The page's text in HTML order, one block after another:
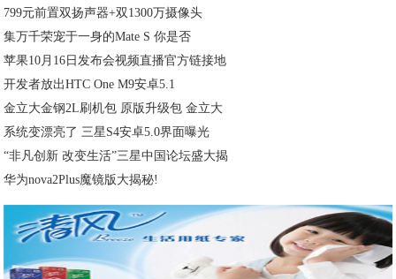
799元前置双扬声器+双1300万摄像头
集万千荣宠于一身的Mate S 你是否
苹果10月16日发布会视频直播官方链接地
开发者放出HTC One M9安卓5.1
金立大金钢2L刷机包 原版升级包 金立大
系统变漂亮了 三星S4安卓5.0界面曝光
“非凡创新 改变生活”三星中国论坛盛大揭
华为nova2Plus魔镜版大揭秘!